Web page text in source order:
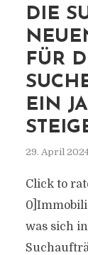
DIE
FÜR
EIN
29. April
Click to
was sich